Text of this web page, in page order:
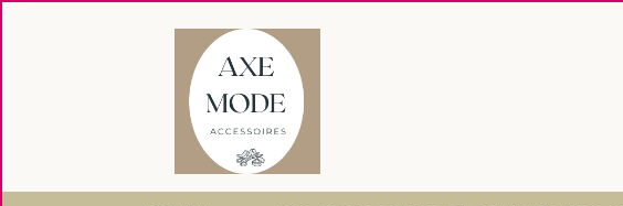
Panneau de gestion des cookies